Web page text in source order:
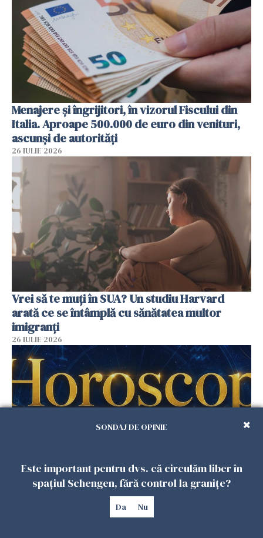
Menajere și îngrijitori, în vizorul Fiscului din
Italia. Aproape 500.000 de euro din venituri,
ascunși de autorități
26 IULIE 2026
Vrei să te muți în SUA? Un studiu Harvard
arată ce se întâmplă cu sănătatea multor
imigranți
26 IULIE 2026
Horoscop 27 iulie. Lunea care schimbă ritmul
săptămânii. Universul deschide uși
neașteptate pentru unele zodii
SONDAJ DE OPINIE
Este important pentru dvs. că circulăm liber în
spațiul Schengen, fără control la granițe?
Da Nu